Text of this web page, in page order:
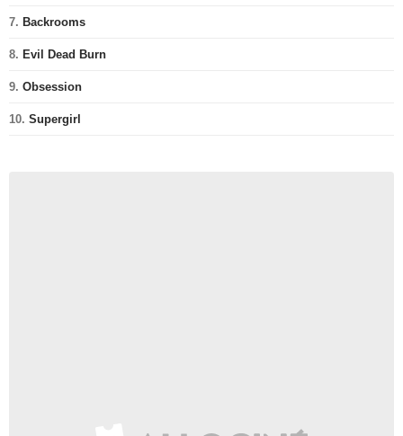
7. Backrooms
8. Evil Dead Burn
9. Obsession
10. Supergirl